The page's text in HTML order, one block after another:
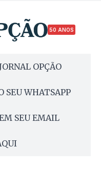
50 ANOS
OPÇÃO
SEU WHATSAPP
SEU EMAIL